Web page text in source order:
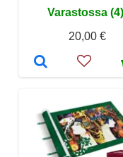
Varastossa (4)
20,00 €